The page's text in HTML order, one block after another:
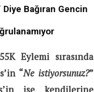
Bağıran Gencin
Eylemi sırasında
“Ne istiyorsunuz?”
ise kendilerine